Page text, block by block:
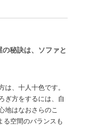
の秘訣は、ソファと
は、十人十色です。
ぎ方をするには、自
地はなおさらのこ
る空間のバランスも